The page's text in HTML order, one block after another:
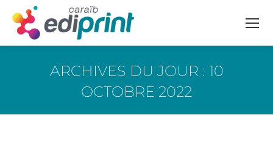
ARCHIVES DU JOUR : 10
OCTOBRE 2022